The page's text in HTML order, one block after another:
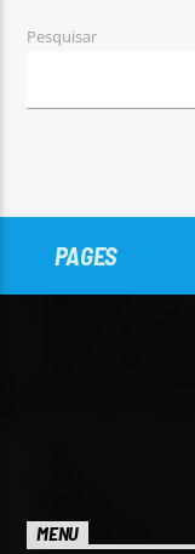
Pesquisar
PAGES
MENU